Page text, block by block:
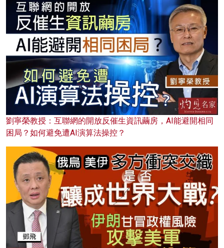
劉寧榮教授：互聯網的開放反催生資訊繭房，AI能避開相同
困局？如何避免遭AI演算法操控？